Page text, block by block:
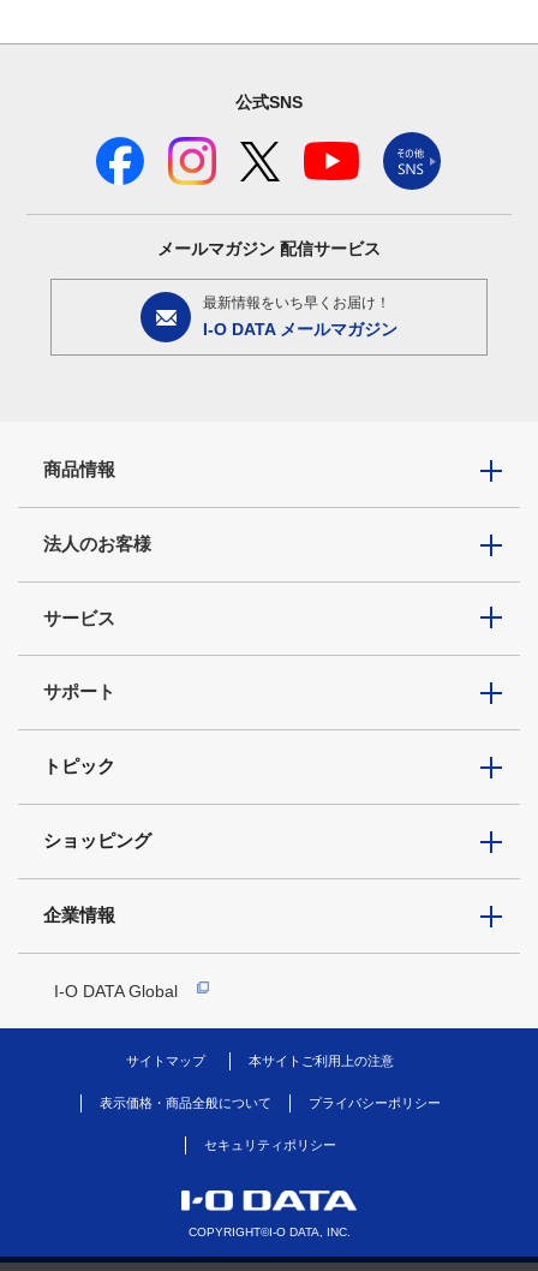
公式SNS
メールマガジン 配信サービス
最新情報をいち早くお届け！
I-O DATA メールマガジン
商品情報
法人のお客様
サービス
サポート
トピック
ショッピング
企業情報
I-O DATA Global
サイトマップ 本サイトご利用上の注意
表示価格・商品全般について プライバシーポリシー
セキュリティポリシー
COPYRIGHT©I-O DATA, INC.